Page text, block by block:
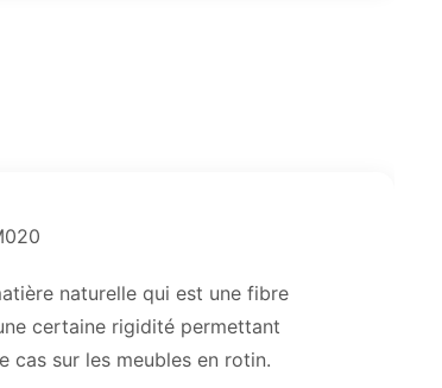
naturelle qui est une fibre
certaine rigidité permettant
cas sur les meubles en rotin.